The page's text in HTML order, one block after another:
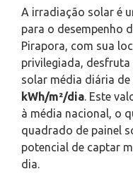
A irradiação solar é
para o desempenho
Pirapora, com sua
privilegiada,
solar média diária
kWh/m²/dia . Este
à média nacional, o
quadrado de painel
potencial de captar
dia.